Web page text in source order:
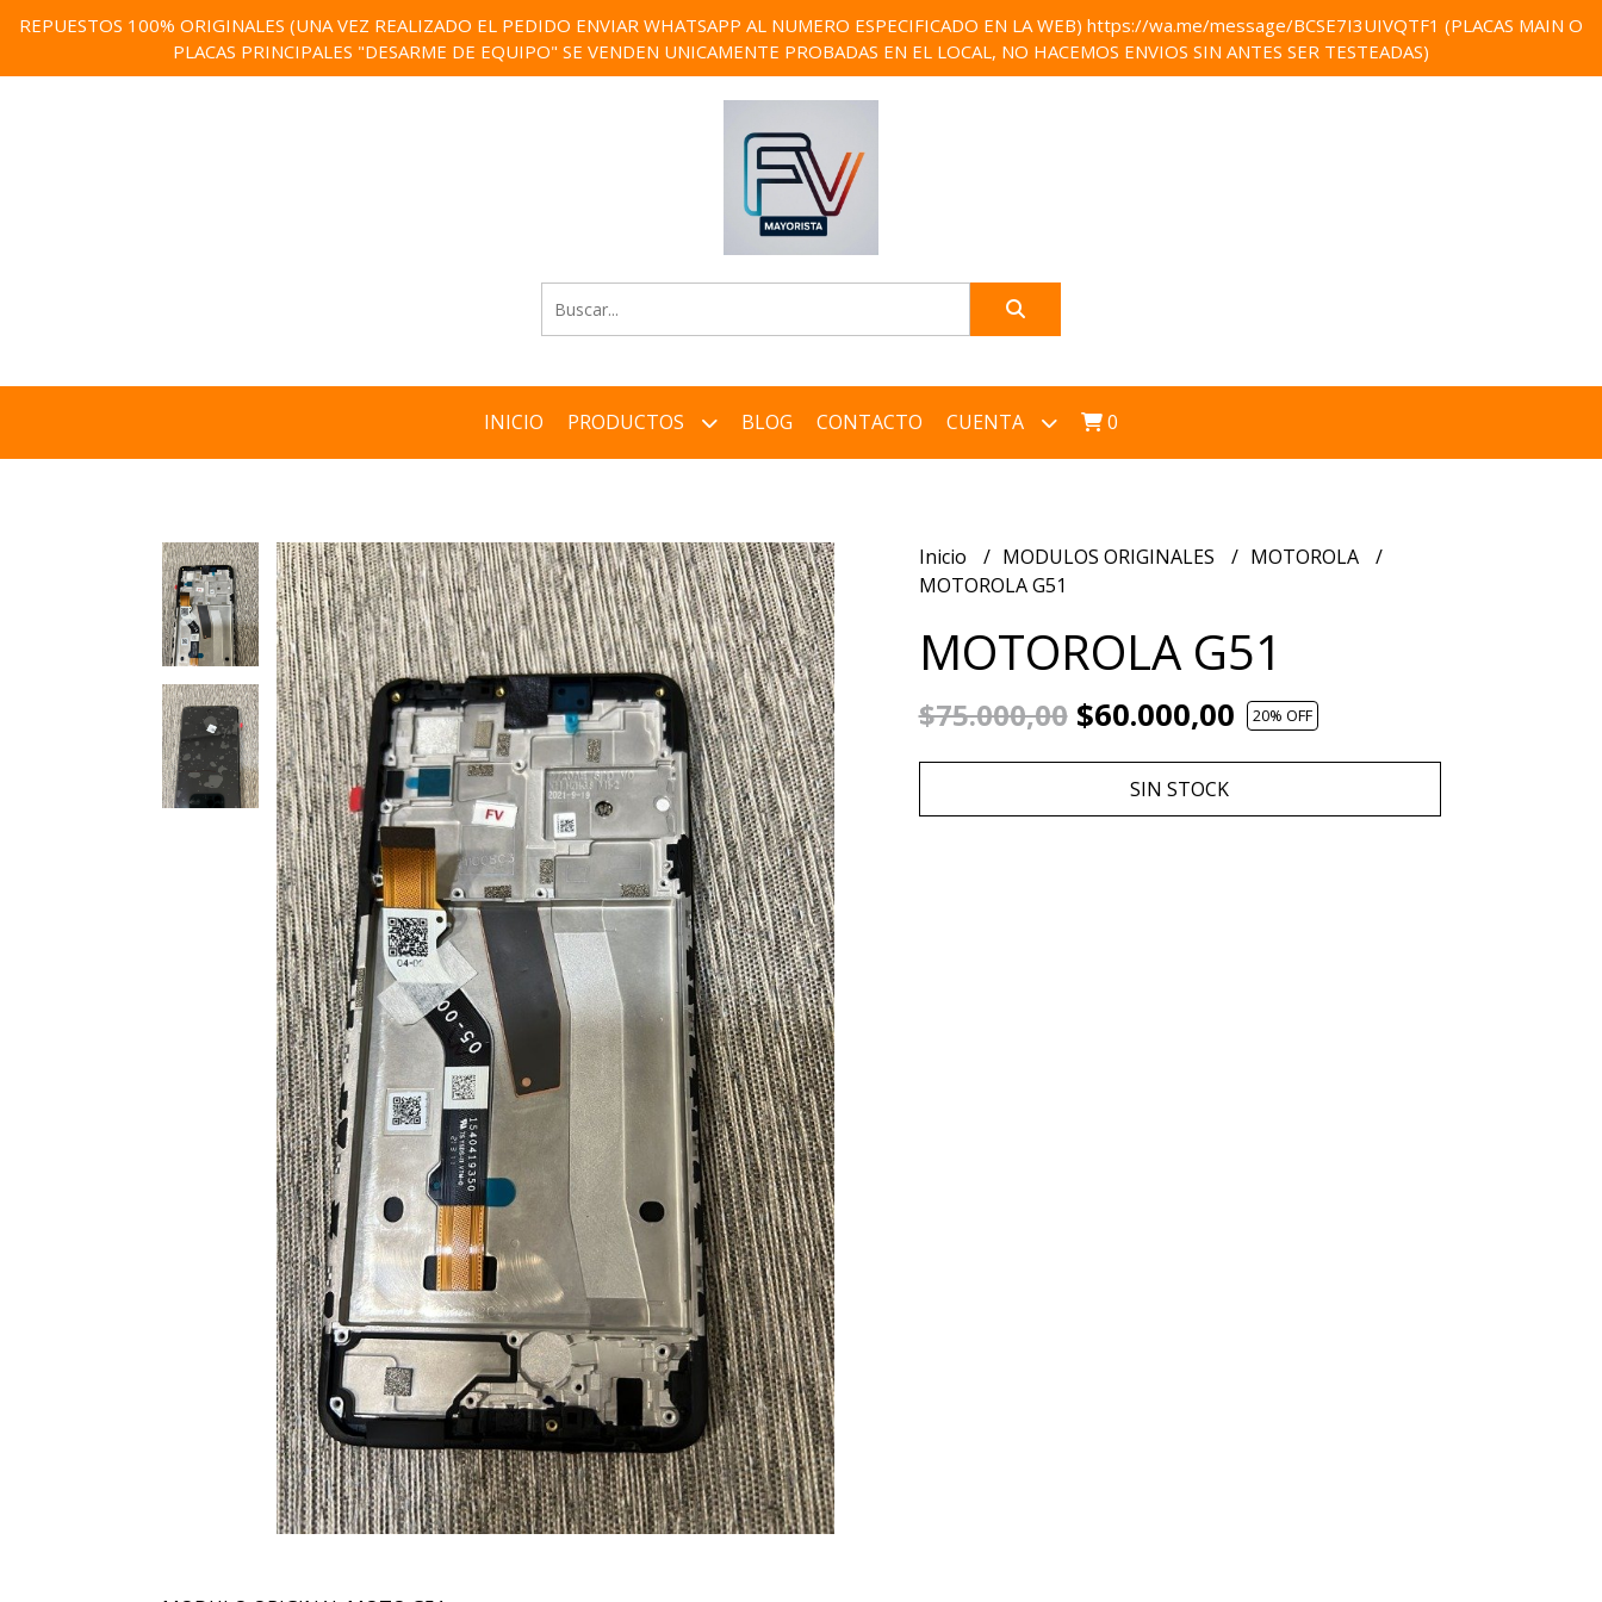
REPUESTOS 100% ORIGINALES (UNA VEZ REALIZADO EL PEDIDO ENVIAR WHATSAPP AL NUMERO ESPECIFICADO EN LA WEB) https://wa.me/message/BCSE7I3UIVQTF1 (PLACAS MAIN O
PLACAS PRINCIPALES "DESARME DE EQUIPO" SE VENDEN UNICAMENTE PROBADAS EN EL LOCAL, NO HACEMOS ENVIOS SIN ANTES SER TESTEADAS)
INICIO PRODUCTOS BLOG CONTACTO CUENTA 0
Inicio MODULOS ORIGINALES
MOTOROLA
MOTOROLA G51
MOTOROLA G51
$75.000,00$60.000,00 20% OFF
SIN STOCK